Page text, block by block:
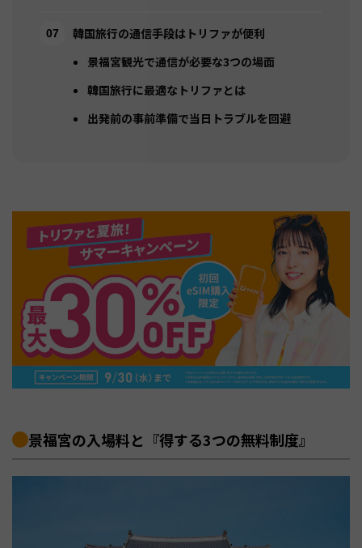
韓国旅行の通信手段はトリファが便利
景福宮観光で通信が必要な3つの場面
韓国旅行に最適なトリファとは
出発前の事前準備で当日トラブルを回避
景福宮の入場料と『得する3つの無料制度』